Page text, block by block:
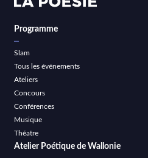
Programme
Slam
Tous les événements
Ateliers
Concours
Conférences
Musique
Théatre
Atelier Poétique de Wallonie